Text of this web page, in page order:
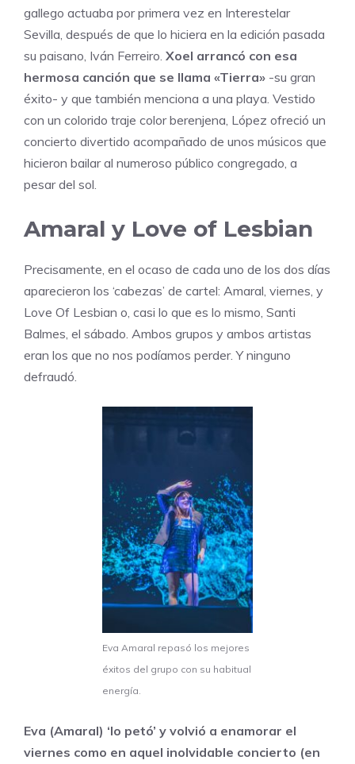
gallego actuaba por primera vez en Interestelar
Sevilla, después de que lo hiciera en la edición pasada
su paisano, Iván Ferreiro. Xoel arrancó con esa
hermosa canción que se llama «Tierra» -su gran
éxito- y que también menciona a una playa. Vestido
con un colorido traje color berenjena, López ofreció un
concierto divertido acompañado de unos músicos que
hicieron bailar al numeroso público congregado, a
pesar del sol.
Amaral y Love of Lesbian
Precisamente, en el ocaso de cada uno de los dos días
aparecieron los ‘cabezas’ de cartel: Amaral, viernes, y
Love Of Lesbian o, casi lo que es lo mismo, Santi
Balmes, el sábado. Ambos grupos y ambos artistas
eran los que no nos podíamos perder. Y ninguno
defraudó.
Eva Amaral repasó los mejores
éxitos del grupo con su habitual
energía.
Eva (Amaral) ‘lo petó’ y volvió a enamorar el
viernes como en aquel inolvidable concierto (en